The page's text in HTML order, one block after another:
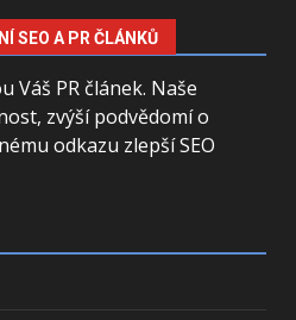
SEO A PR ČLÁNKŮ
Váš PR článek. Naše
zvýší podvědomí o
odkazu zlepší SEO